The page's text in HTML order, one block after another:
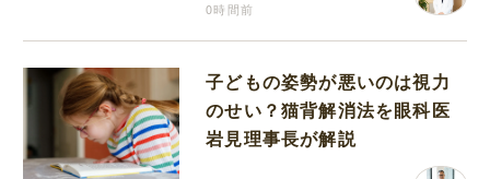
0時間前
子どもの姿勢が悪いのは視力
のせい？猫背解消法を眼科医
岩見理事長が解説